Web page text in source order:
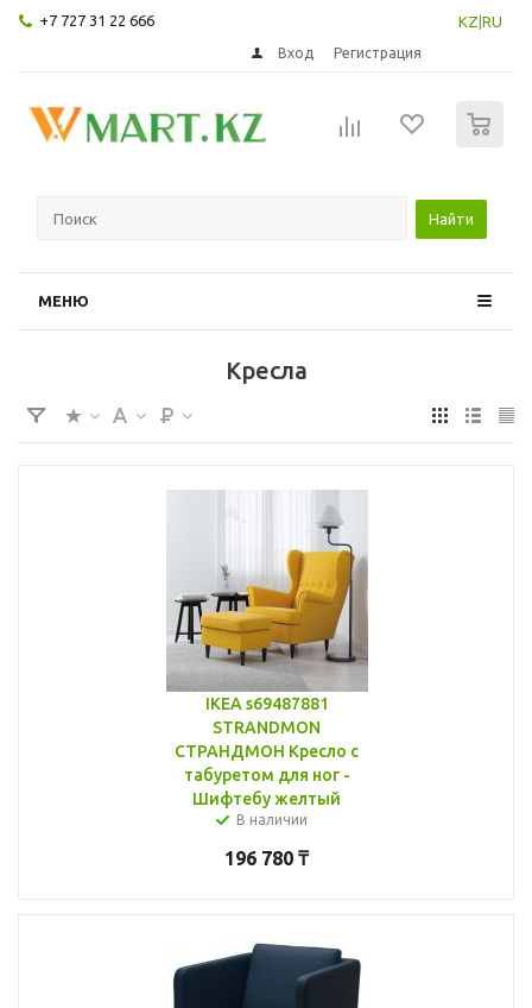
+7 727 31 22 666 KZ RU
Вход Регистрация
Найти
МЕНЮ
Кресла
IKEA s69487881
STRANDMON
СТРАНДМОН Кресло с
табуретом для ног -
Шифтебу желтый
В наличии
196 780 ₸